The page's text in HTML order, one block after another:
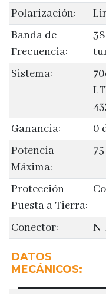
Polarización:
Banda de
Frecuencia:
Sistema:
Ganancia:
0
Potencia
Máxima:
Protección
Puesta a Tierra:
Conector:
DATOS
MECÁNICOS: